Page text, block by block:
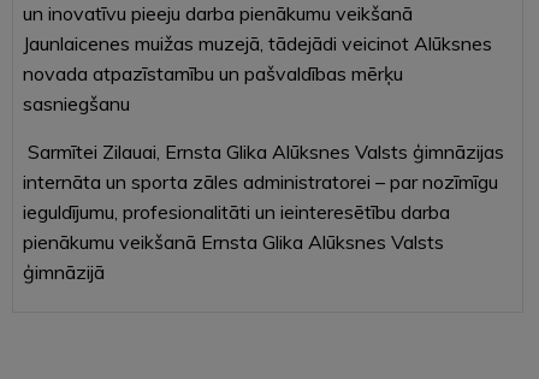
un inovatīvu pieeju darba pienākumu veikšanā
Jaunlaicenes muižas muzejā, tādejādi veicinot Alūksnes
novada atpazīstamību un pašvaldības mērķu
sasniegšanu
Sarmītei Zilauai, Ernsta Glika Alūksnes Valsts ģimnāzijas
internāta un sporta zāles administratorei – par nozīmīgu
ieguldījumu, profesionalitāti un ieinteresētību darba
pienākumu veikšanā Ernsta Glika Alūksnes Valsts
ģimnāzijā